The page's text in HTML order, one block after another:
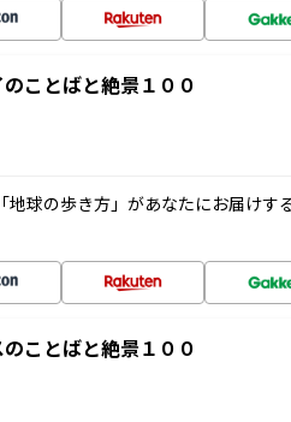
ことばと絶景１００
球の歩き方」があなたにお届けす
ことばと絶景１００